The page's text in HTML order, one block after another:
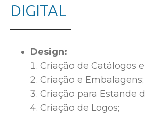
DIGITAL
Design:
Criação de Catálogos
Criação e Embalagens;
Criação para Estande
Criação de Logos;